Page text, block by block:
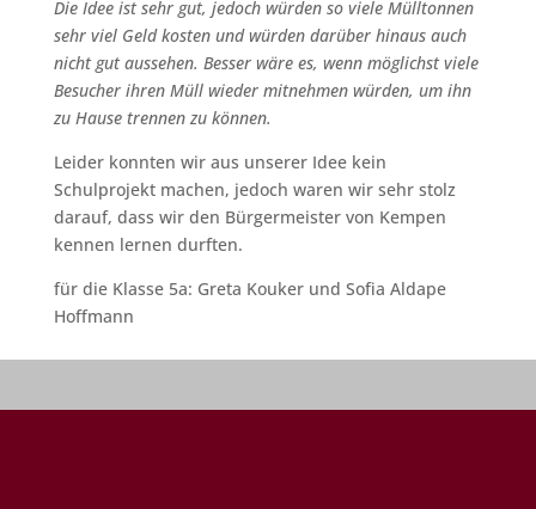
Die Idee ist sehr gut, jedoch würden so viele Mülltonnen
sehr viel Geld kosten und würden darüber hinaus auch
nicht gut aussehen. Besser wäre es, wenn möglichst viele
Besucher ihren Müll wieder mitnehmen würden, um ihn
zu Hause trennen zu können.
Leider konnten wir aus unserer Idee kein
Schulprojekt machen, jedoch waren wir sehr stolz
darauf, dass wir den Bürgermeister von Kempen
kennen lernen durften.
für die Klasse 5a: Greta Kouker und Sofia Aldape
Hoffmann